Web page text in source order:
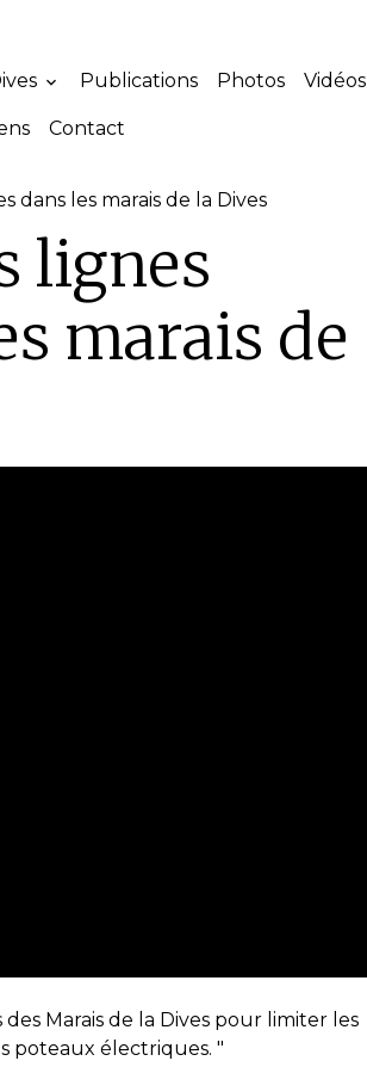
Publications Photos Vidéos
Contact
dans les marais de la Dives
lignes
marais de
Marais de la Dives pour limiter les
poteaux électriques. "